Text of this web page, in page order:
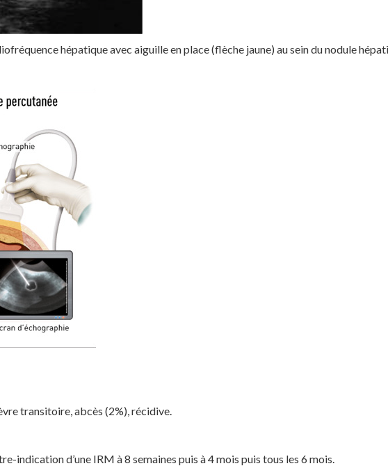
hépatique avec aiguille en place (flèche jaune) au sein du nodule
transitoire, abcès (2%), récidive.
indication d’une IRM à 8 semaines puis à 4 mois puis tous les 6 mois.